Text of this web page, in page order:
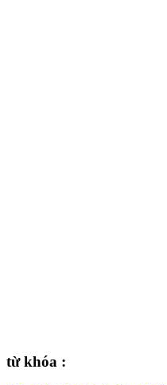
từ khóa :